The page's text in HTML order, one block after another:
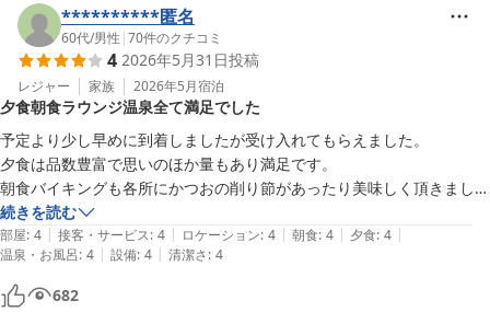
スタッフの笑顔やご案内、チェックアウト後の記念撮影についても
温かいお言葉をいただき、心より感謝申し上げます。担当スタッフ
にとっても大きな励みになります。
一方、メールでのお問い合わせへの返信が遅く、ご不便とご心配を
おかけしましたことをお詫び申し上げます。今後は確認・返信体制
を見直し、迅速にご案内できるよう努めてまいります。
「また利用したい」とのお言葉にお応えできるよう、より良いおも
てなしを目指してまいります。またのお越しを、スタッフ一同心よ
りお待ちしております。
奥州秋保温泉 蘭亭
**********匿名
60代/男性 |70件のクチコミ
4 2026年5月31日投稿
レジャー 家族 2026年5月宿泊
夕食朝食ラウンジ温泉全て満足でした
予定より少し早めに到着しましたが受け入れてもらえました。
夕食は品数豊富で思いのほか量もあり満足です。
朝食バイキングも各所にかつおの削り節があったり美味しく頂きまし
た。
ラウンジはアルコール、おつまみなどもあり良かったです。
温泉も温まりました。ゆっくり休ませて頂きありがとうございました。
続きを読む
部屋: 4 | 接客・サービス: 4 | ロケーション: 4 | 朝食: 4 | 夕食: 4 |
温泉・お風呂: 4 | 設備: 4 | 清潔さ: 4
682